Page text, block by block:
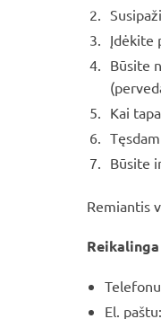
Įdėkite
Būsite
Kai
Būsite
Remiantis
El. paštu: